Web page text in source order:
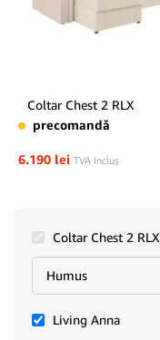
Coltar Chest 2 RLX
precomandă
6.190 lei TVA Inclus
Coltar Chest 2 RLX
Living Anna